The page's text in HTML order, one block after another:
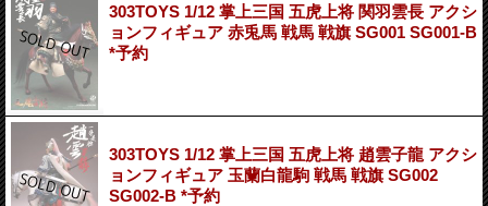
303TOYS 1/12 掌上三国 五虎上将 関羽雲長 アクシ
ョンフィギュア 赤兎馬 戦馬 戦旗 SG001 SG001-B
*予約
303TOYS 1/12 掌上三国 五虎上将 趙雲子龍 アクシ
ョンフィギュア 玉蘭白龍駒 戦馬 戦旗 SG002
SG002-B *予約